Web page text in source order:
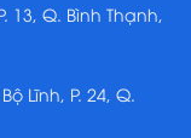
13, Q. Bình Thạnh,
Lĩnh, P. 24, Q.